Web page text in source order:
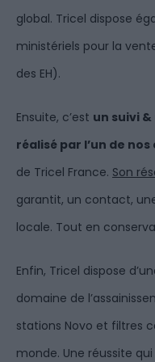
global. Tricel dispose
ministériels pour la
des EH).
Ensuite, c’est un suivi
réalisé par l’un de
de Tricel France. Son
garantit, un contact,
locale. Tout en
Enfin, Tricel dispose
domaine de
stations Novo et filtres
monde. Une réussite